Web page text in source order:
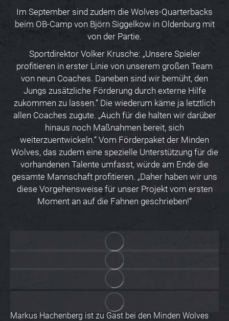
Im September sind zudem die Wolves-Quarterbacks
beim OB-Camp von Björn Siggelkow in Oldenburg mit
von der Partie.
Sportdirektor Volker Krusche: „Unsere Spieler
profitieren in erster Linie von unserem großen Team
von neun Coaches. Daneben sind wir bemüht, den
Jungs zusätzliche Förderung durch externe Hilfe
zukommen zu lassen.“ Die wiederum käme ja letztlich
allen Coaches zugute. „Auch für die halten wir darüber
hinaus noch Maßnahmen bereit, sich
weiterzuentwickeln.“ Vom Förderpaket der Minden
Wolves, das zudem eine spezielle Unterstützung für die
vorhandenen Talente umfasst, würde am Ende die
gesamte Mannschaft profitieren. „Daher haben wir uns
diese Vorgehensweise für unser Projekt vom ersten
Moment an auf die Fahnen geschrieben!“
Markus Hachenberg ist zu Gast bei den Minden Wolves